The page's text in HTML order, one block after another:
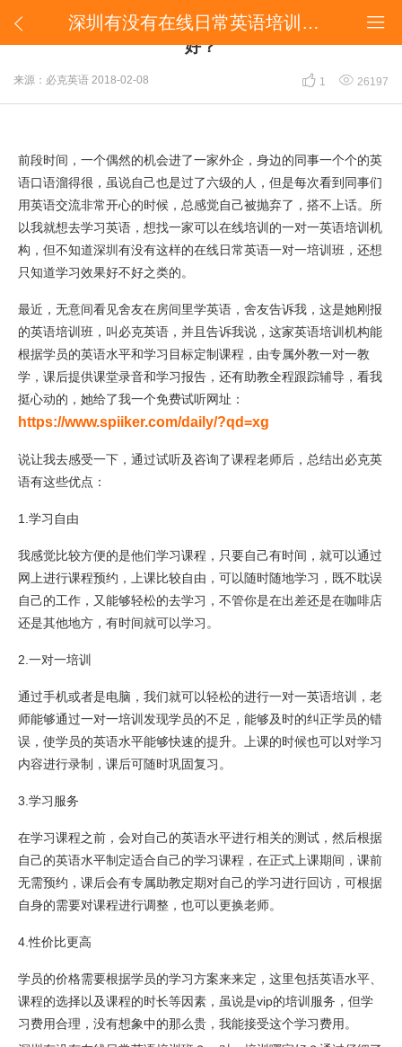
 
深圳有没有在线日常英语培训班？一对一培训哪家好？
深圳有没有在线日常英语培训班？一对一培训哪家
好？
来源：必克英语 2018-02-08  1  26197
前段时间，一个偶然的机会进了一家外企，身边的同事一个个的英
语口语溜得很，虽说自己也是过了六级的人，但是每次看到同事们
用英语交流非常开心的时候，总感觉自己被抛弃了，搭不上话。所
以我就想去学习英语，想找一家可以在线培训的一对一英语培训机
构，但不知道深圳有没有这样的在线日常英语一对一培训班，还想
只知道学习效果好不好之类的。
最近，无意间看见舍友在房间里学英语，舍友告诉我，这是她刚报
的英语培训班，叫必克英语，并且告诉我说，这家英语培训机构能
根据学员的英语水平和学习目标定制课程，由专属外教一对一教
学，课后提供课堂录音和学习报告，还有助教全程跟踪辅导，看我
挺心动的，她给了我一个免费试听网址：
https://www.spiiker.com/daily/?qd=xg
说让我去感受一下，通过试听及咨询了课程老师后，总结出必克英
语有这些优点：
1.学习自由
我感觉比较方便的是他们学习课程，只要自己有时间，就可以通过
网上进行课程预约，上课比较自由，可以随时随地学习，既不耽误
自己的工作，又能够轻松的去学习，不管你是在出差还是在咖啡店
还是其他地方，有时间就可以学习。
2.一对一培训
通过手机或者是电脑，我们就可以轻松的进行一对一英语培训，老
师能够通过一对一培训发现学员的不足，能够及时的纠正学员的错
误，使学员的英语水平能够快速的提升。上课的时候也可以对学习
内容进行录制，课后可随时巩固复习。
3.学习服务
在学习课程之前，会对自己的英语水平进行相关的测试，然后根据
自己的英语水平制定适合自己的学习课程，在正式上课期间，课前
无需预约，课后会有专属助教定期对自己的学习进行回访，可根据
自身的需要对课程进行调整，也可以更换老师。
4.性价比更高
学员的价格需要根据学员的学习方案来来定，这里包括英语水平、
课程的选择以及课程的时长等因素，虽说是vip的培训服务，但学
习费用合理，没有想象中的那么贵，我能接受这个学习费用。